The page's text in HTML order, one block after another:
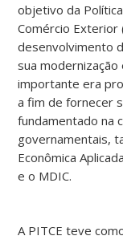
objetivo da
Comércio Exterior
desenvolvimento
sua
importante era
a fim de fornecer
fundamentado na
governamentais,
Econômica
e o MDIC.
A PITCE teve